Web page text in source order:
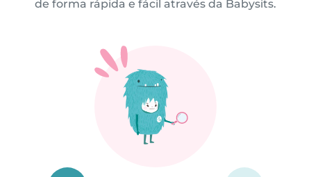
de forma rápida e fácil através da Babysits.